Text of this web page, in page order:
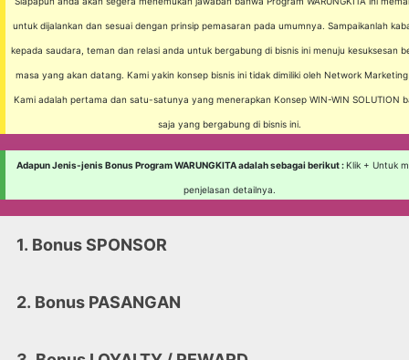
untuk dijalankan dan sesuai dengan prinsip pemasaran pada umumnya. Sampaikanlah
kepada saudara, teman dan relasi anda untuk bergabung di bisnis ini menuju kesuksesan
masa yang akan datang. Kami yakin konsep bisnis ini tidak dimiliki oleh Network
Kami adalah pertama dan satu-satunya yang menerapkan Konsep WIN-WIN SOLUTION
saja yang bergabung di bisnis ini.
Adapun Jenis-jenis Bonus Program WARUNGKITA adalah sebagai berikut :Klik + Untuk
penjelasan detailnya.
1. Bonus SPONSOR
Bonus SPONSOR
2. Bonus PASANGAN